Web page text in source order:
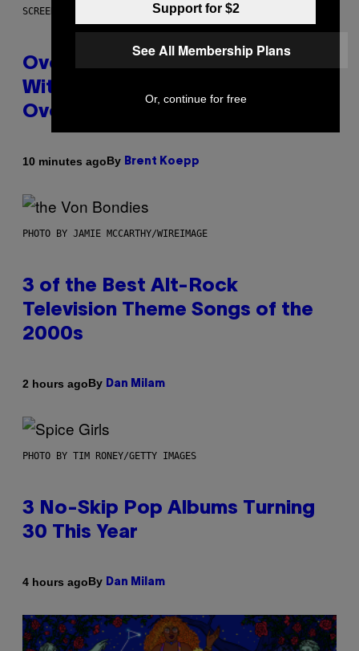
SCREENSHOT: BLIZZARD
Overwatch Rebrand Pays Off
With Its Best Quarter Since
Overwatch 2 Launched
10 minutes agoBy Brent Koepp
PHOTO BY JAMIE MCCARTHY/WIREIMAGE
3 of the Best Alt-Rock
Television Theme Songs of the
2000s
2 hours agoBy Dan Milam
PHOTO BY TIM RONEY/GETTY IMAGES
3 No-Skip Pop Albums Turning
30 This Year
4 hours agoBy Dan Milam
Support for $2
See All Membership Plans
Or, continue for free